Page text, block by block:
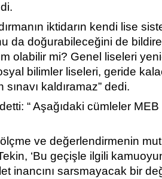
iktidarın kendi lise
da doğurabileceğini de
olabilir mi? Genel liseleri
bilimler liseleri, geride
kaldıramaz” dedi.
“ Aşağıdaki cümleler MEB
ve değerlendirmenin
‘Bu geçişle ilgili
inancını sarsmayacak bir